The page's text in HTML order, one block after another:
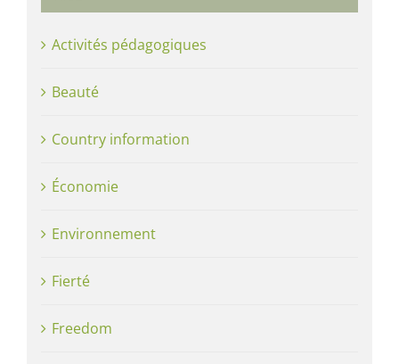
Activités pédagogiques
Beauté
Country information
Économie
Environnement
Fierté
Freedom